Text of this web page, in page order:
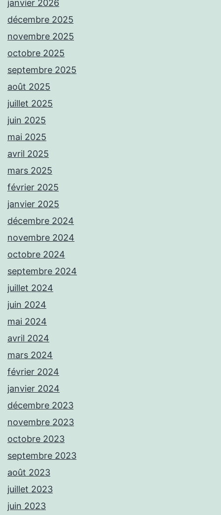
janvier 2026
décembre 2025
novembre 2025
octobre 2025
septembre 2025
août 2025
juillet 2025
juin 2025
mai 2025
avril 2025
mars 2025
février 2025
janvier 2025
décembre 2024
novembre 2024
octobre 2024
septembre 2024
juillet 2024
juin 2024
mai 2024
avril 2024
mars 2024
février 2024
janvier 2024
décembre 2023
novembre 2023
octobre 2023
septembre 2023
août 2023
juillet 2023
juin 2023